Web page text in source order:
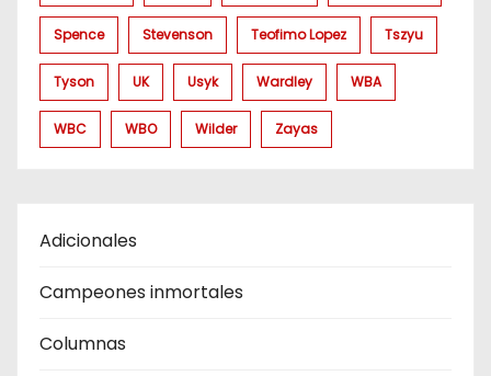
Spence Stevenson Teofimo Lopez Tszyu
Tyson UK Usyk Wardley WBA
WBC WBO Wilder Zayas
Adicionales
Campeones inmortales
Columnas